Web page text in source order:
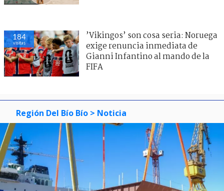
184
visitas
’Vikingos’ son cosa seria: Noruega
exige renuncia inmediata de
Gianni Infantino al mando de la
FIFA
Región Del Bío Bío > Noticia